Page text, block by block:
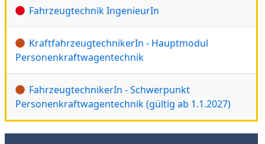
Fahrzeugtechnik IngenieurIn
KraftfahrzeugtechnikerIn - Hauptmodul
Personenkraftwagentechnik
FahrzeugtechnikerIn - Schwerpunkt
Personenkraftwagentechnik (gültig ab 1.1.2027)